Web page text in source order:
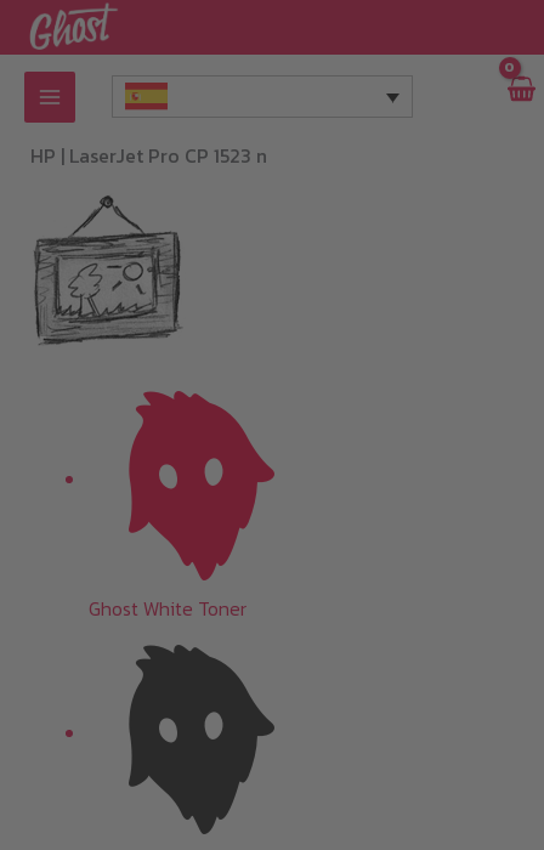
al
contenido
HP | LaserJet Pro CP 1523 n
Ghost White Toner